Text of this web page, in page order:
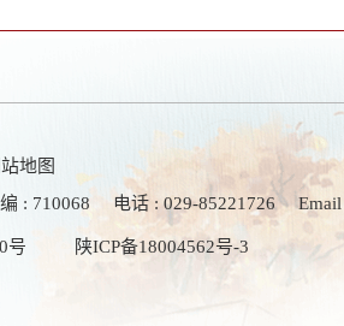
地图
: 710068 电话 : 029-85221726 Email
号
陕ICP备18004562号-3